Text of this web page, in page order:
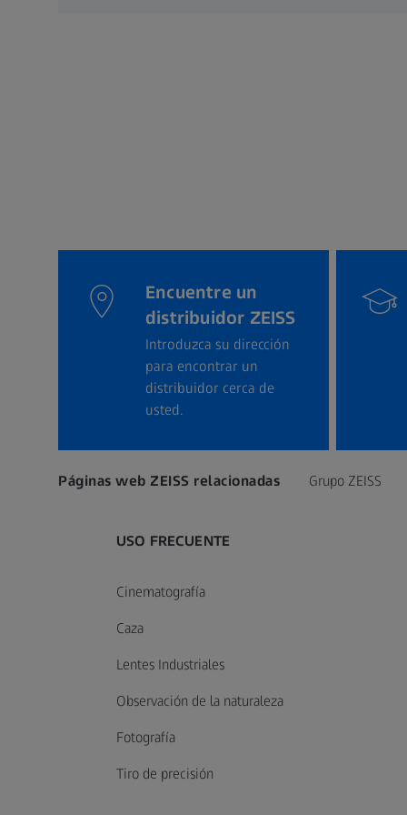
Encuentre un
distribuidor ZEISS
Introduzca su dirección
para encontrar un
distribuidor cerca de
usted.
Páginas web ZEISS relacionadas Grupo ZEISS
USO FRECUENTE
Cinematografía
Caza
Lentes Industriales
Observación de la naturaleza
Fotografía
Tiro de precisión